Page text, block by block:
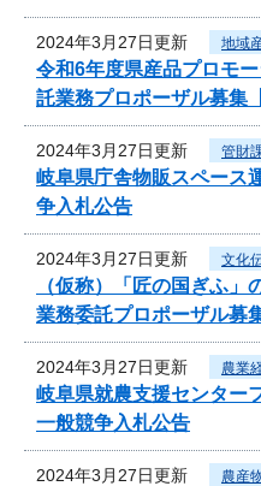
2024年3月27日更新 地域
令和6年度県産品プロモ
託業務プロポーザル募集
2024年3月27日更新 管財
岐阜県庁舎物販スペース
争入札公告
2024年3月27日更新 文化
（仮称）「匠の国ぎふ
業務委託プロポーザル募
2024年3月27日更新 農業
岐阜県就農支援センター
一般競争入札公告
2024年3月27日更新 農産